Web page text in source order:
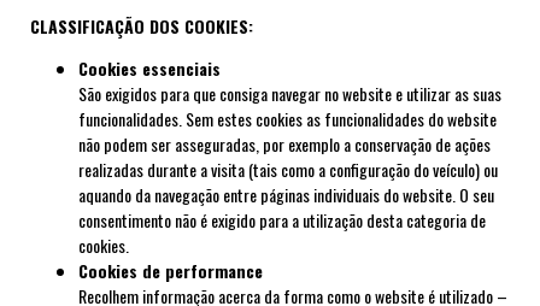
CLASSIFICAÇÃO DOS COOKIES:
Cookies essenciais
São exigidos para que consiga navegar no website e utilizar as suas
funcionalidades. Sem estes cookies as funcionalidades do website
não podem ser asseguradas, por exemplo a conservação de ações
realizadas durante a visita (tais como a configuração do veículo) ou
aquando da navegação entre páginas individuais do website. O seu
consentimento não é exigido para a utilização desta categoria de
cookies.
Cookies de performance
Recolhem informação acerca da forma como o website é utilizado –